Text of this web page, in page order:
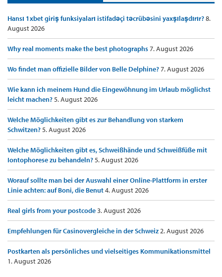
Hansı 1xbet giriş funksiyaları istifadəçi təcrübəsini yaxşılaşdırır?8.
August 2026
Why real moments make the best photographs7. August 2026
Wo findet man offizielle Bilder von Belle Delphine?7. August 2026
Wie kann ich meinem Hund die Eingewöhnung im Urlaub möglichst
leicht machen?5. August 2026
Welche Möglichkeiten gibt es zur Behandlung von starkem
Schwitzen?5. August 2026
Welche Möglichkeiten gibt es, Schweißhände und Schweißfüße mit
Iontophorese zu behandeln?5. August 2026
Worauf sollte man bei der Auswahl einer Online-Plattform in erster
Linie achten: auf Boni, die Benut4. August 2026
Real girls from your postcode3. August 2026
Empfehlungen für Casinovergleiche in der Schweiz2. August 2026
Postkarten als persönliches und vielseitiges Kommunikationsmittel
1. August 2026